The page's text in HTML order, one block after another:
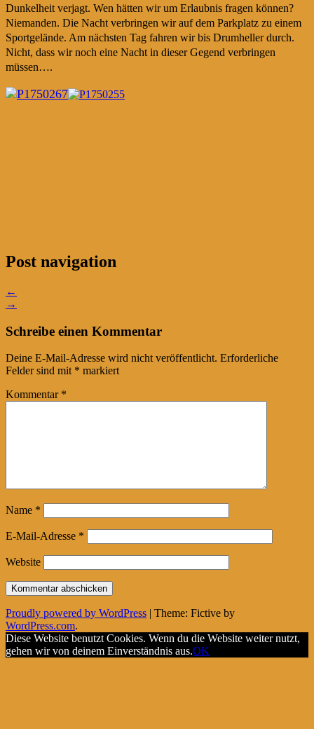
Dunkelheit verjagt. Wen hätten wir um Erlaubnis fragen können?
Niemanden. Die Nacht verbringen wir auf dem Parkplatz zu einem
Sportgelände. Am nächsten Tag fahren wir bis Drumheller durch.
Nicht, dass wir noch eine Nacht in dieser Gegend verbringen
müssen….
Post navigation
←
→
Schreibe einen Kommentar
Deine E-Mail-Adresse wird nicht veröffentlicht. Erforderliche
Felder sind mit * markiert
Kommentar *
Name *
E-Mail-Adresse *
Website
Proudly powered by WordPress | Theme: Fictive by
WordPress.com.
Diese Website benutzt Cookies. Wenn du die Website weiter nutzt,
gehen wir von deinem Einverständnis aus.OK